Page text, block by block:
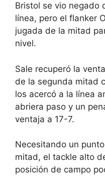
Bristol se vio negado
línea, pero el flanker
jugada de la mitad
nivel.
Sale recuperó la
de la segunda mitad
los acercó a la línea
abriera paso y un
ventaja a 17-7.
Necesitando un
mitad, el tackle alto
posición de campo